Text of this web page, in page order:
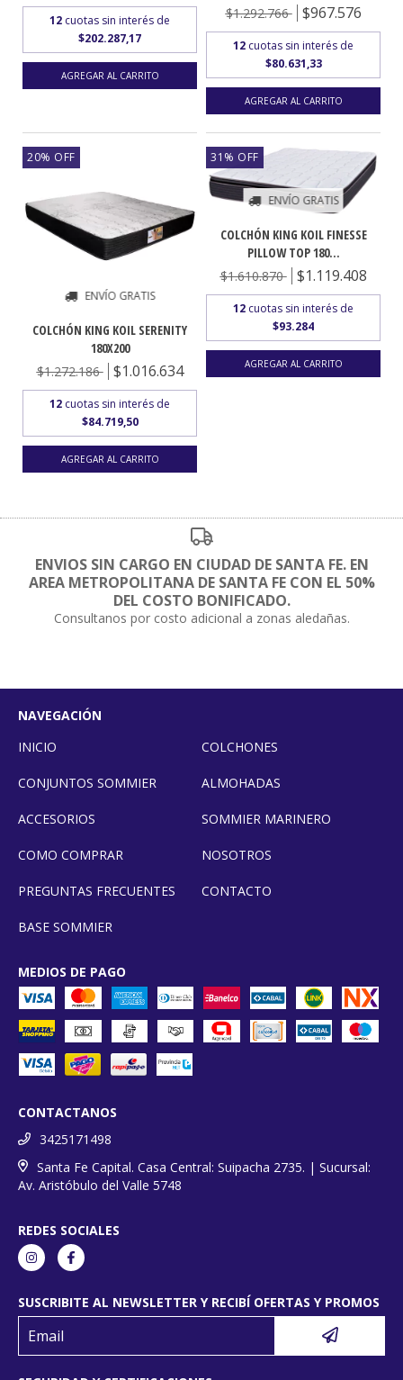
12 cuotas sin interés de
$202.287,17
$1.292.766
$967.576
12 cuotas sin interés de
$80.631,33
20% OFF
ENVÍO GRATIS
COLCHÓN KING KOIL SERENITY
180X200
$1.272.186
$1.016.634
12 cuotas sin interés de
$84.719,50
31 % OFF
ENVÍO GRATIS
COLCHÓN KING KOIL FINESSE
PILLOW TOP 180...
$1.610.870
$1.119.408
12 cuotas sin interés de
$93.284
AGREGAR AL CARRITO
ENVIOS SIN CARGO EN CIUDAD DE SANTA FE. EN
AREA METROPOLITANA DE SANTA FE CON EL 50%
DEL COSTO BONIFICADO.
Consultanos por costo adicional a zonas aledañas.
NAVEGACIÓN
INICIO
COLCHONES
CONJUNTOS SOMMIER ALMOHADAS
ACCESORIOS SOMMIER MARINERO
COMO COMPRAR NOSOTROS
PREGUNTAS FRECUENTES CONTACTO
BASE SOMMIER
MEDIOS DE PAGO
CONTACTANOS
3425171498
Santa Fe Capital. Casa Central: Suipacha 2735. | Sucursal:
Av. Aristóbulo del Valle 5748
REDES SOCIALES
SUSCRIBITE AL NEWSLETTER Y RECIBÍ OFERTAS Y PROMOS